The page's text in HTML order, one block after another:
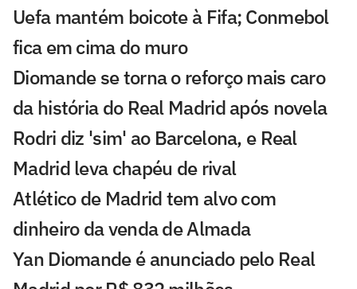
Uefa mantém boicote à Fifa; Conmebol
fica em cima do muro
Diomande se torna o reforço mais caro
da história do Real Madrid após novela
Rodri diz 'sim' ao Barcelona, e Real
Madrid leva chapéu de rival
Atlético de Madrid tem alvo com
dinheiro da venda de Almada
Yan Diomande é anunciado pelo Real